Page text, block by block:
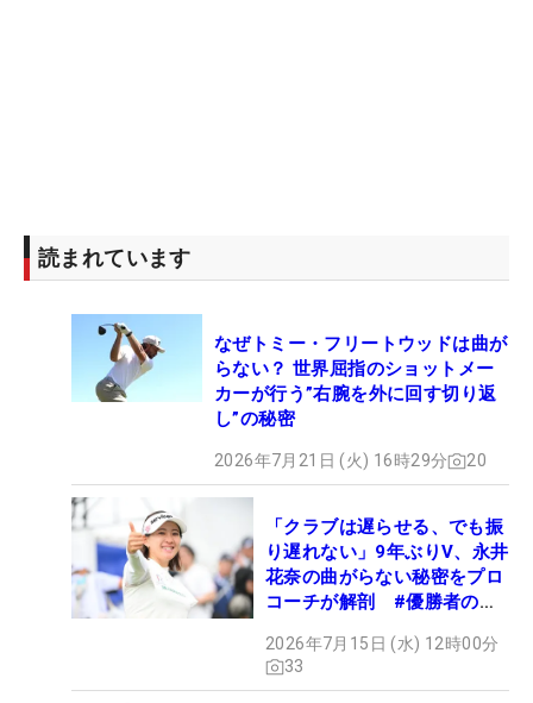
読まれています
なぜトミー・フリートウッドは曲が
らない？ 世界屈指のショットメー
カーが行う”右腕を外に回す切り返
し”の秘密
2026年7月21日 (火) 16時29分 20
「クラブは遅らせる、でも振
り遅れない」9年ぶりV、永井
花奈の曲がらない秘密をプロ
コーチが解剖 #優勝者のス
2026年7月15日 (水) 12時00分
33